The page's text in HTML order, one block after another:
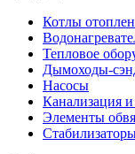
Котлы
Тепловое
Дымоходы-
Насосы
Канализация и
Элементы